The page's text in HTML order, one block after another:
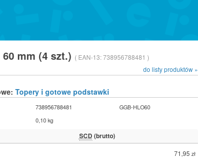
mm (4 szt.) ( EAN-13:738956788481 )
do listy produktów »
Topery i gotowe podstawki
738956788481
GGB-HLO60
0,10 kg
SCD (brutto)
71,95 zł